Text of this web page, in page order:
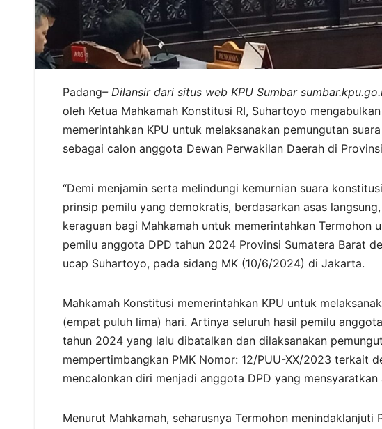
Padang– Dilansir dari situs web KPU Sumbar
oleh Ketua Mahkamah Konstitusi RI, Suhartoyo
memerintahkan KPU untuk melaksanakan pemungutan
sebagai calon anggota Dewan Perwakilan Daerah di
“Demi menjamin serta melindungi kemurnian suara
prinsip pemilu yang demokratis, berdasarkan asas
keraguan bagi Mahkamah untuk memerintahkan Termohon
pemilu anggota DPD tahun 2024 Provinsi Sumatera Barat
ucap Suhartoyo, pada sidang MK (10/6/2024) di Jakarta.
Mahkamah Konstitusi memerintahkan KPU untuk
(empat puluh lima) hari. Artinya seluruh hasil pemilu
tahun 2024 yang lalu dibatalkan dan dilaksanakan
mempertimbangkan PMK Nomor: 12/PUU-XX/2023 terkait
mencalonkan diri menjadi anggota DPD yang
Menurut Mahkamah, seharusnya Termohon menindaklanjuti